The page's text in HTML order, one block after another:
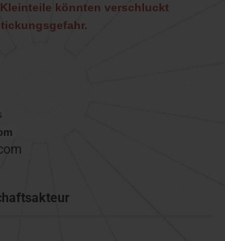
könnten verschluckt